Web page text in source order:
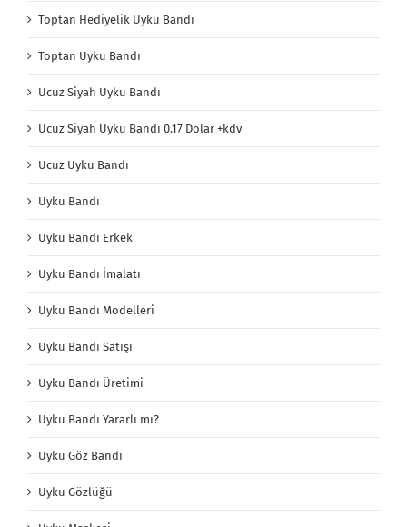
Toptan Hediyelik Uyku Bandı
Toptan Uyku Bandı
Ucuz Siyah Uyku Bandı
Ucuz Siyah Uyku Bandı 0.17 Dolar +kdv
Ucuz Uyku Bandı
Uyku Bandı
Uyku Bandı Erkek
Uyku Bandı İmalatı
Uyku Bandı Modelleri
Uyku Bandı Satışı
Uyku Bandı Üretimi
Uyku Bandı Yararlı mı?
Uyku Göz Bandı
Uyku Gözlüğü